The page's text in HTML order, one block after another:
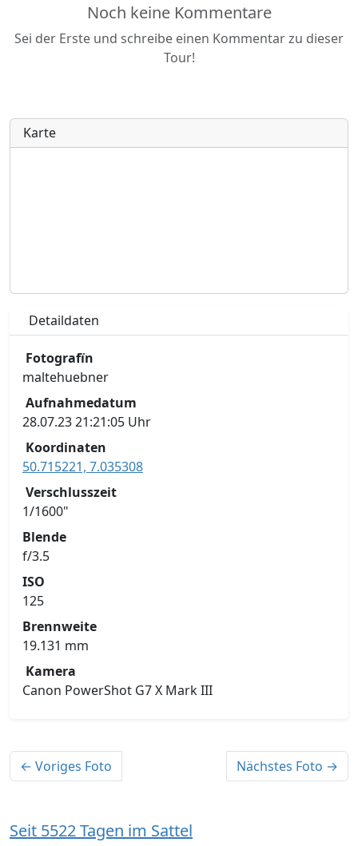
Noch keine Kommentare
Sei der Erste und schreibe einen Kommentar zu dieser
Tour!
Karte
Detaildaten
Fotografïn
maltehuebner
Aufnahmedatum
28.07.23 21:21:05 Uhr
Koordinaten
50.715221, 7.035308
Verschlusszeit
1/1600"
Blende
f/3.5
ISO
125
Brennweite
19.131 mm
Kamera
Canon PowerShot G7 X Mark III
← Voriges Foto Nächstes Foto →
Seit 5522 Tagen im Sattel